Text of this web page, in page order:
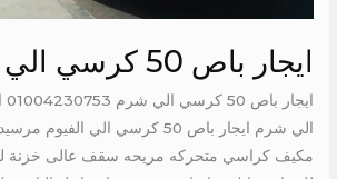
ايجار باص 50 كرسي الي شرم
الي شرم ايجار باص 50 كرسي الي
مكيف كراسي متحركه مريحه سقف عالى خزنة